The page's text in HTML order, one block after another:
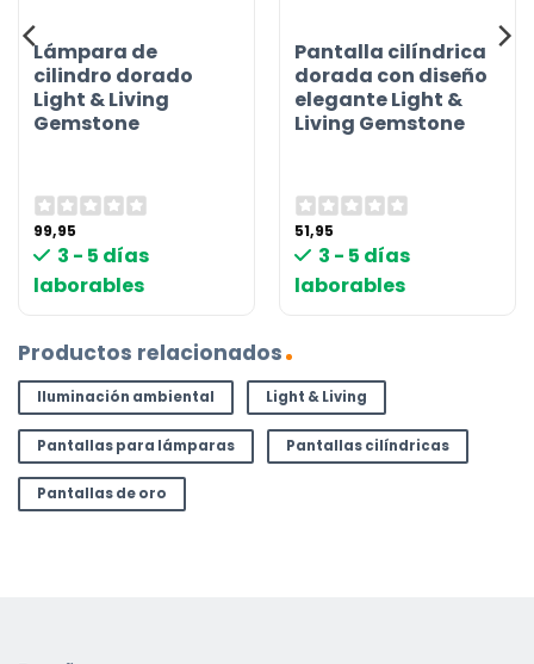
Lámpara de
cilindro dorado
Light & Living
Gemstone
99,95
3 - 5 días
laborables
Pantalla cilíndrica
dorada con diseño
elegante Light &
Living Gemstone
51,95
3 - 5 días
laborables
Productos relacionados
Iluminación ambiental Light & Living
Pantallas para lámparas Pantallas cilíndricas
Pantallas de oro